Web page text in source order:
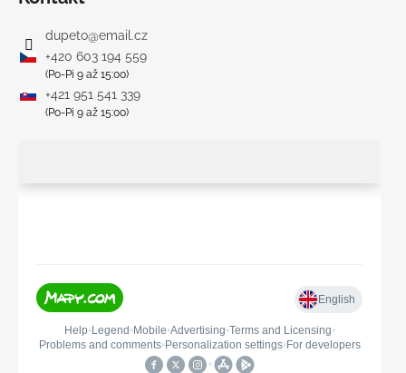
dupeto@email.cz
+420 603 194 559
(Po-Pi 9 až 15:00)
+421 951 541 339
(Po-Pi 9 až 15:00)